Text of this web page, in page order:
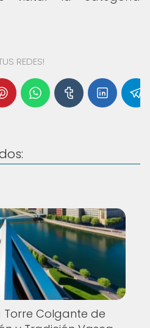
REDES!
Torre Colgante de